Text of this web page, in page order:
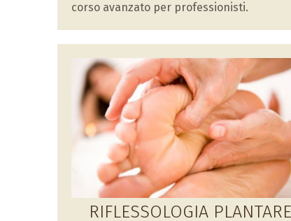
corso avanzato per professionisti.
RIFLESSOLOGIA PLANTARE